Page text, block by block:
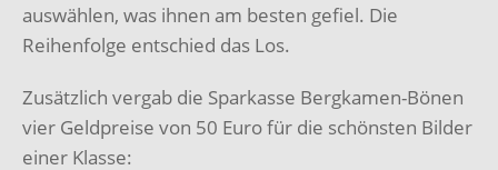
auswählen, was ihnen am besten gefiel. Die
Reihenfolge entschied das Los.
Zusätzlich vergab die Sparkasse Bergkamen-Bönen
vier Geldpreise von 50 Euro für die schönsten Bilder
einer Klasse: